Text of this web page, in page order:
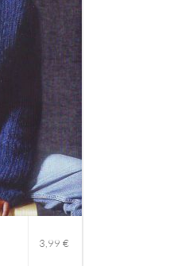
3,99 €